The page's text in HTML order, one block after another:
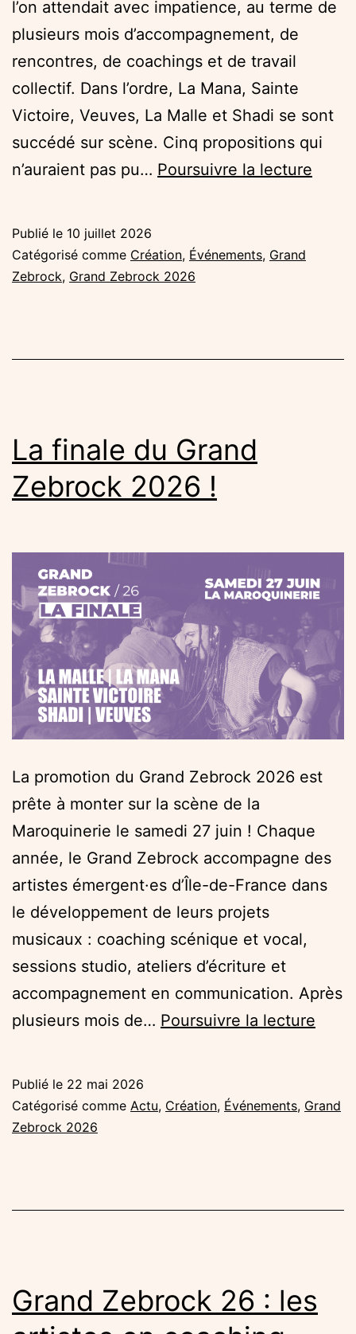
l’on attendait avec impatience, au terme de
plusieurs mois d’accompagnement, de
rencontres, de coachings et de travail
collectif. Dans l’ordre, La Mana, Sainte
Victoire, Veuves, La Malle et Shadi se sont
succédé sur scène. Cinq propositions qui
n’auraient pas pu… Poursuivre la lecture
/
Publié le 10 juillet 2026
Catégorisé comme Création, Événements, Grand
Zebrock, Grand Zebrock 2026
La finale du Grand
Zebrock 2026 !
La promotion du Grand Zebrock 2026 est
prête à monter sur la scène de la
Maroquinerie le samedi 27 juin ! Chaque
année, le Grand Zebrock accompagne des
artistes émergent·es d’Île-de-France dans
le développement de leurs projets
musicaux : coaching scénique et vocal,
sessions studio, ateliers d’écriture et
accompagnement en communication. Après
plusieurs mois de… Poursuivre la lecture
Publié le 22 mai 2026
Catégorisé comme Actu, Création, Événements, Grand
Zebrock 2026
Grand Zebrock 26 : les